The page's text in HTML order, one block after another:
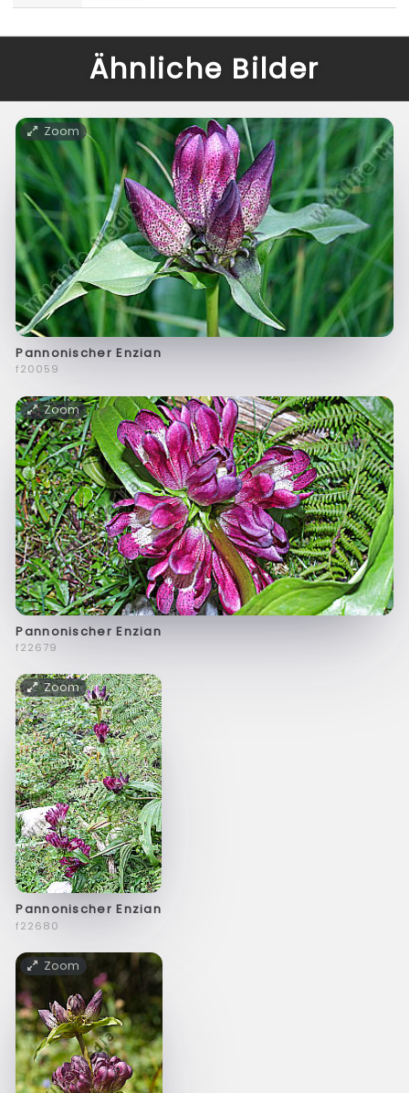
Ähnliche Bilder
Zoom
Pannonischer Enzian
f20059
Zoom
Pannonischer Enzian
f22679
Zoom
Pannonischer Enzian
f22680
Zoom